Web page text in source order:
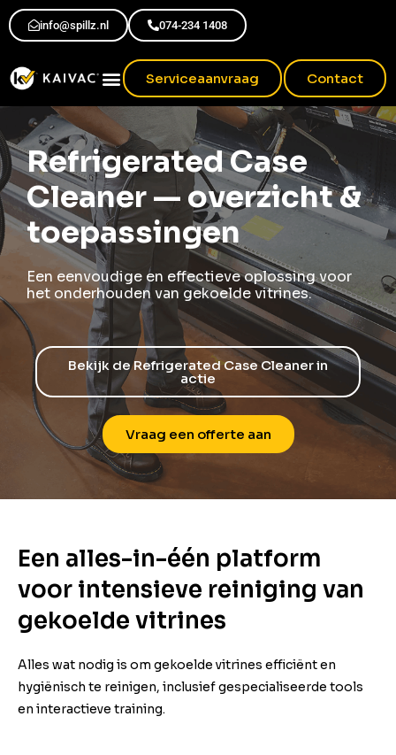
info@spillz.nl 074-234 1408
Serviceaanvraag Contact
Refrigerated Case
Cleaner — overzicht &
toepassingen
Een eenvoudige en effectieve oplossing voor
het onderhouden van gekoelde vitrines.
Bekijk de Refrigerated Case Cleaner in
actie
Vraag een offerte aan
Een alles-in-één platform
voor intensieve reiniging van
gekoelde vitrines
Alles wat nodig is om gekoelde vitrines efficiënt en
hygiënisch te reinigen, inclusief gespecialiseerde tools
en interactieve training.